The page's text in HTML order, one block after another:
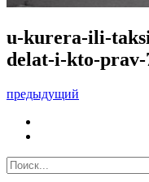
u-kurera-ili-
delat-i-kto-prav-
предыдущий